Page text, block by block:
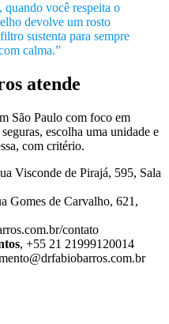
quando você respeita o
devolve um rosto
sustenta para sempre
calma.”
atende
São Paulo com foco em
escolha uma unidade e
com critério.
Visconde de Pirajá, 595, Sala
Gomes de Carvalho, 621,
contato
, +55 21 21999120014